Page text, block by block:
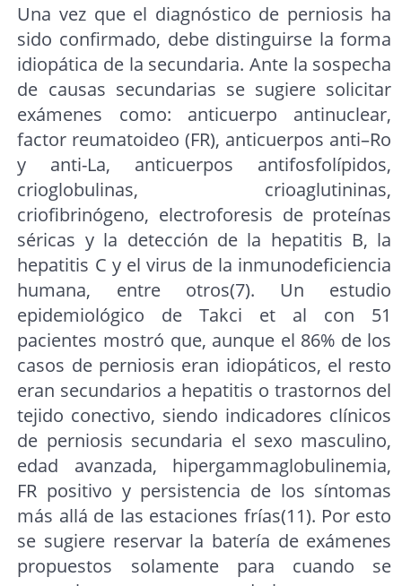
Una vez que el diagnóstico de perniosis ha
sido confirmado, debe distinguirse la forma
idiopática de la secundaria. Ante la sospecha
de causas secundarias se sugiere solicitar
exámenes como: anticuerpo antinuclear,
factor reumatoideo (FR), anticuerpos anti–Ro
y anti-La, anticuerpos antifosfolípidos,
crioglobulinas, crioaglutininas,
criofibrinógeno, electroforesis de proteínas
séricas y la detección de la hepatitis B, la
hepatitis C y el virus de la inmunodeficiencia
humana, entre otros(7). Un estudio
epidemiológico de Takci et al con 51
pacientes mostró que, aunque el 86% de los
casos de perniosis eran idiopáticos, el resto
eran secundarios a hepatitis o trastornos del
tejido conectivo, siendo indicadores clínicos
de perniosis secundaria el sexo masculino,
edad avanzada, hipergammaglobulinemia,
FR positivo y persistencia de los síntomas
más allá de las estaciones frías(11). Por esto
se sugiere reservar la batería de exámenes
propuestos solamente para cuando se